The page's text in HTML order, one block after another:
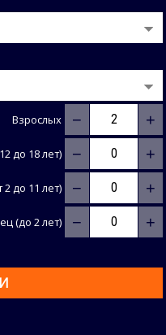
Взрослых − +
до 18 лет) − +
2 до 11 лет) − +
(до 2 лет) − +